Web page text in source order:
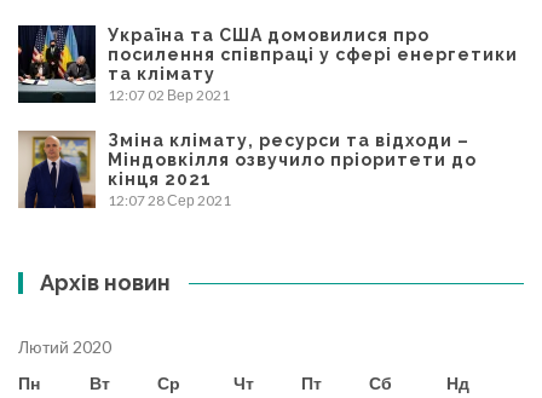
Україна та США домовилися про
посилення співпраці у сфері енергетики
та клімату
12:07 02 Вер 2021
Зміна клімату, ресурси та відходи –
Міндовкілля озвучило пріоритети до
кінця 2021
12:0728 Сер 2021
Архів новин
Лютий 2020
Пн
Вт Ср Чт Пт Сб
Нд